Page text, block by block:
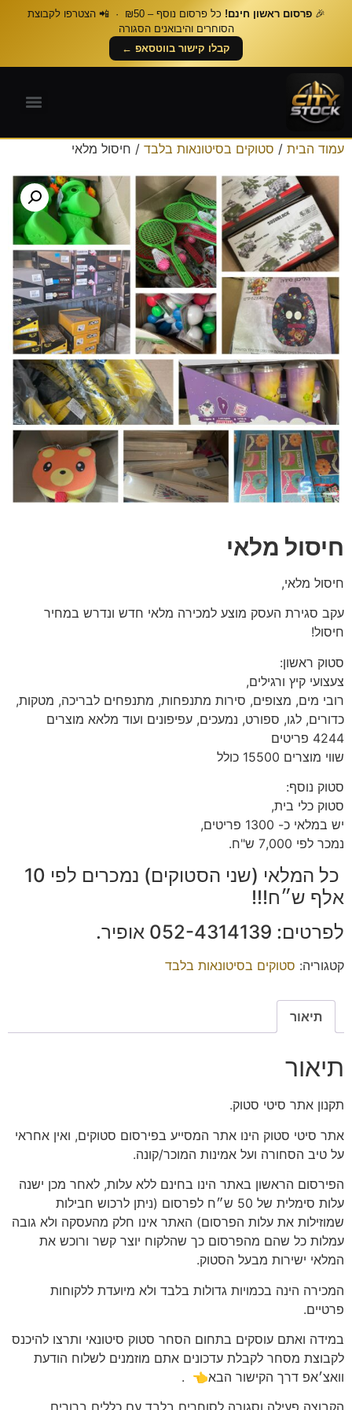
🎉פרסום ראשון חינם!
כל פרסום נוסף – ₪50 · 📲 הצטרפו לקבוצת
הסוחרים והיבואנים הסגורה
קבלו קישור בווטסאפ ←
עמוד הבית / סטוקים בסיטונאות בלבד / חיסול מלאי
חיסול מלאי
חיסול מלאי,
עקב סגירת העסק מוצע למכירה מלאי חדש ונדרש במחיר
חיסול!
סטוק ראשון:
צעצועי קיץ ורגילים,
רובי מים, מצופים, סירות מתנפחות, מתנפחים לבריכה, מטקות,
כדורים, לגו, ספורט, נמעכים, עפיפונים ועוד מלאא מוצרים
4244 פריטים
שווי מוצרים 15500 כולל
סטוק נוסף:
סטוק כלי בית,
יש במלאי כ- 1300 פריטים,
נמכר לפי 7,000 ש"ח.
כל המלאי (שני הסטוקים) נמכרים לפי 10
אלף ש״ח!!!
לפרטים: 052-4314139 אופיר.
קטגוריה: סטוקים בסיטונאות בלבד
תיאור
תיאור
תקנון אתר סיטי סטוק.
אתר סיטי סטוק הינו אתר המסייע בפירסום סטוקים, ואין אחראי
על טיב הסחורה ועל אמינות המוכר/קונה.
הפירסום הראשון באתר הינו בחינם ללא עלות, לאחר מכן ישנה
עלות סימלית של 50 ש״ח לפרסום (ניתן לרכוש חבילות
שמוזילות את עלות הפרסום) האתר אינו חלק מהעסקה ולא גובה
עמלות כל שהם מהפרסום כך שהלקוח יוצר קשר ורוכש את
המלאי ישירות מבעל הסטוק.
המכירה הינה בכמויות גדולות בלבד ולא מיועדת ללקוחות
פרטיים.
במידה ואתם עוסקים בתחום הסחר סטוק סיטונאי ותרצו להיכנס
לקבוצת מסחר לקבלת עדכונים אתם מוזמנים לשלוח הודעת
וואצ׳אפ דרך הקישור הבא👈 .